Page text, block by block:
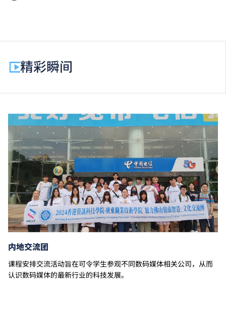
除学费外，学生须缴交其他费用如保证金及学生会年
为增强对学生的学习支援，学院或会要求部分学生修读
（三）」，需另缴学费。
学费水平会每年检讨。
以上资料只适用于本地学生。
精彩瞬间
内地交流团
课程安排交流活动旨在可令学生参观不同数码媒体相关公司，从而
认识数码媒体的最新行业的科技发展。